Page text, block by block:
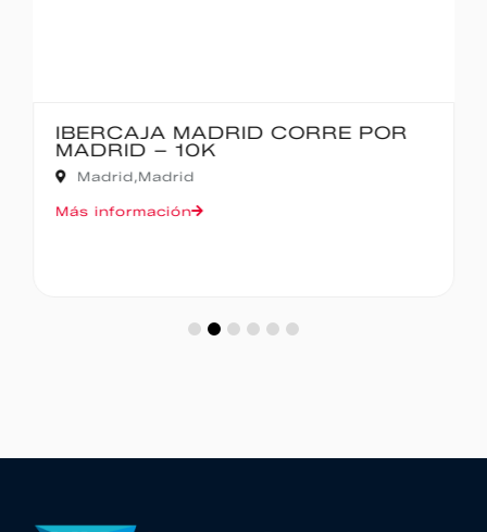
IBERCAJA MADRID CORRE POR
MADRID – 10K
Madrid,Madrid
Más información